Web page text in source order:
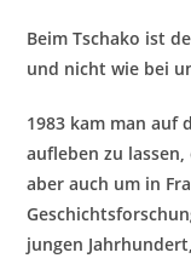
Beim Tschako ist
und nicht wie bei
1983 kam man auf
aufleben zu
aber auch um in
jungen